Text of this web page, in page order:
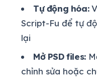
Tự động hóa:
Script-Fu để tự
lại
Mở PSD files:
chỉnh sửa hoặc